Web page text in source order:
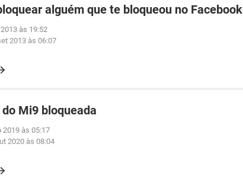
alguém que te bloqueou no Facebook
às 19:52
2013 às 06:07
Mi9 bloqueada
2019 às 05:17
2020 às 08:04